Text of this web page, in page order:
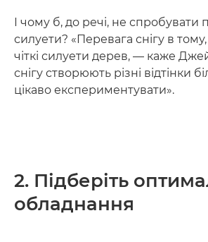
І чому б, до речі, не спробувати
силуети? «Перевага снігу в
чіткі силуети дерев, — каже
снігу створюють різні відтінки
цікаво експериментувати».
2. Підберіть
обладнання